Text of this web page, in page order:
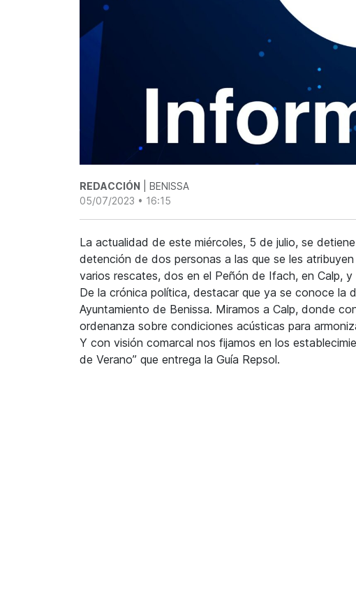
REDACCIÓN | BENISSA
05/07/2023 • 16:15
La actualidad de este miércoles, 5 de julio, se
detención de dos personas a las que se les
varios rescates, dos en el Peñón de Ifach, en Calp,
De la crónica política, destacar que ya se conoce la
Ayuntamiento de Benissa. Miramos a Calp, donde
ordenanza sobre condiciones acústicas para
Y con visión comarcal nos fijamos en los
de Verano” que entrega la Guía Repsol.